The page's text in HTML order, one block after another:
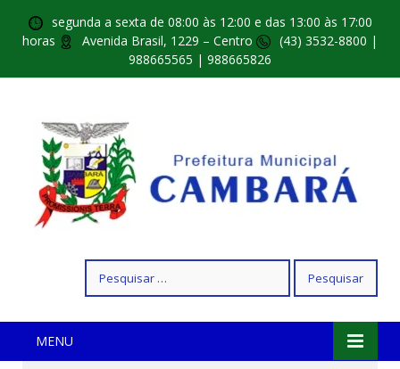
segunda a sexta de 08:00 às 12:00 e das 13:00 às 17:00
horas
Avenida Brasil, 1229 – Centro
(43) 3532-8800 |
988665565 | 988665826
por:
MENU